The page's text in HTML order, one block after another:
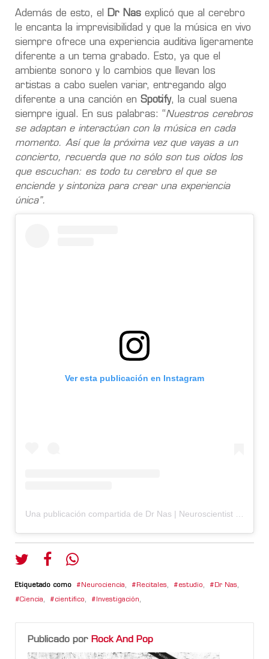
Además de esto, el Dr Nas explicó que al cerebro
le encanta la imprevisibilidad y que la música en vivo
siempre ofrece una experiencia auditiva ligeramente
diferente a un tema grabado. Esto, ya que el
ambiente sonoro y lo cambios que llevan los
artistas a cabo suelen variar, entregando algo
diferente a una canción en Spotify, la cual suena
siempre igual. En sus palabras: “Nuestros cerebros
se adaptan e interactúan con la música en cada
momento. Así que la próxima vez que vayas a un
concierto, recuerda que no sólo son tus oídos los
que escuchan: es todo tu cerebro el que se
enciende y sintoniza para crear una experiencia
única”.
Ver esta publicación en Instagram
Etiquetado como Neurociencia, Recitales, estudio, Dr Nas,
Ciencia, cientifico, Investigación,
Publicado por Rock And Pop